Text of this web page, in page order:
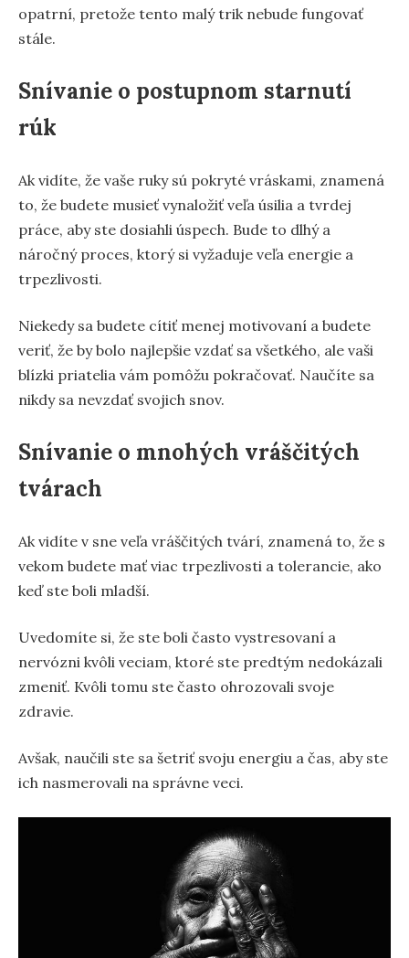
opatrní, pretože tento malý trik nebude fungovať
stále.
Snívanie o postupnom starnutí
rúk
Ak vidíte, že vaše ruky sú pokryté vráskami, znamená
to, že budete musieť vynaložiť veľa úsilia a tvrdej
práce, aby ste dosiahli úspech. Bude to dlhý a
náročný proces, ktorý si vyžaduje veľa energie a
trpezlivosti.
Niekedy sa budete cítiť menej motivovaní a budete
veriť, že by bolo najlepšie vzdať sa všetkého, ale vaši
blízki priatelia vám pomôžu pokračovať. Naučíte sa
nikdy sa nevzdať svojich snov.
Snívanie o mnohých vráščitých
tvárach
Ak vidíte v sne veľa vráščitých tvárí, znamená to, že s
vekom budete mať viac trpezlivosti a tolerancie, ako
keď ste boli mladší.
Uvedomíte si, že ste boli často vystresovaní a
nervózni kvôli veciam, ktoré ste predtým nedokázali
zmeniť. Kvôli tomu ste často ohrozovali svoje
zdravie.
Avšak, naučili ste sa šetriť svoju energiu a čas, aby ste
ich nasmerovali na správne veci.